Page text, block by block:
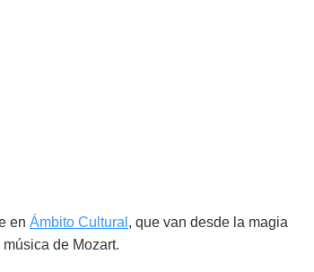
en Ámbito Cultural , que van desde la magia
de Mozart.